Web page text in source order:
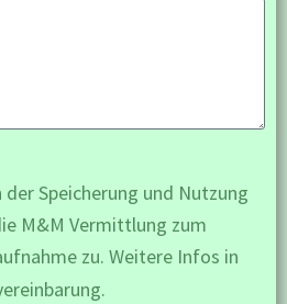
Speicherung und Nutzung
M&M Vermittlung zum
zu. Weitere Infos in